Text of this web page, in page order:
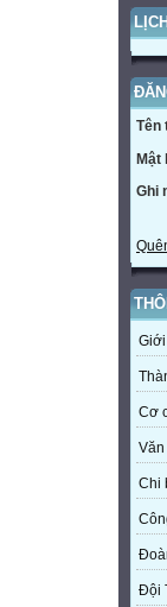
Tên
Mật
Ghi
Cơ
Chi
Đội